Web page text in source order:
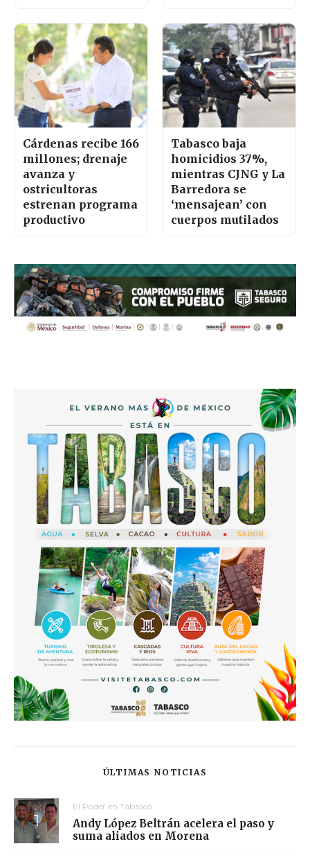
Cárdenas recibe 166
millones; drenaje
avanza y
ostricultoras
estrenan programa
productivo
Tabasco baja
homicidios 37%,
mientras CJNG y La
Barredora se
‘mensajean’ con
cuerpos mutilados
ÚLTIMAS NOTICIAS
El Poder en Tabasco
Andy López Beltrán acelera el paso y
suma aliados en Morena